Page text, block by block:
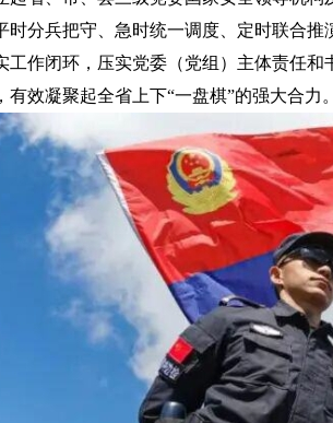
时分兵把守、急时统一调度、定时联合
工作闭环，压实党委（党组）主体责任
有效凝聚起全省上下“一盘棋”的强大合力